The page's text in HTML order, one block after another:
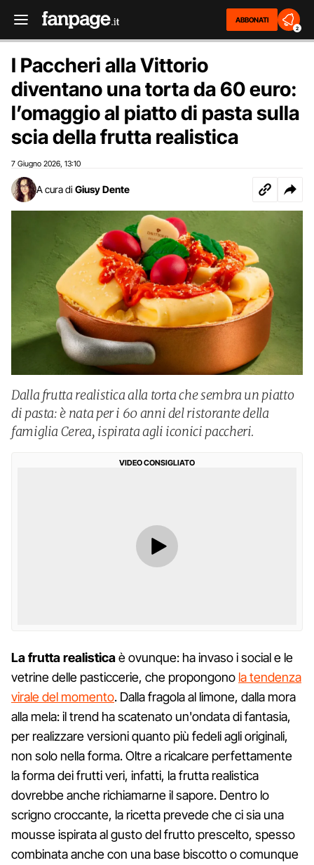
ABBONATI
2
I Paccheri alla Vittorio
diventano una torta da 60 euro:
l’omaggio al piatto di pasta sulla
scia della frutta realistica
7 Giugno 2026 13:10
A cura di Giusy Dente
Dalla frutta realistica alla torta che sembra un piatto
di pasta: è nata per i 60 anni del ristorante della
famiglia Cerea, ispirata agli iconici paccheri.
VIDEO CONSIGLIATO
La frutta realisticaè ovunque: ha invaso i social e le
vetrine delle pasticcerie, che propongono la tendenza
virale del momento. Dalla fragola al limone, dalla mora
alla mela: il trend ha scatenato un'ondata di fantasia,
per realizzare versioni quanto più fedeli agli originali,
non solo nella forma. Oltre a ricalcare perfettamente
la forma dei frutti veri, infatti, la frutta realistica
dovrebbe anche richiamarne il sapore. Dentro lo
scrigno croccante, la ricetta prevede che ci sia una
mousse ispirata al gusto del frutto prescelto, spesso
combinata anche con una base biscotto o comunque